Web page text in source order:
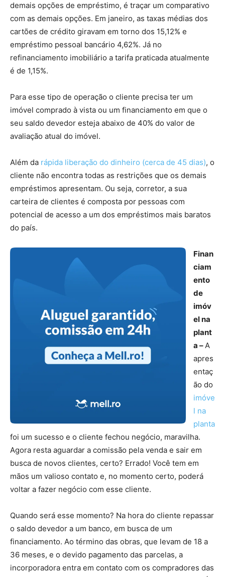
demais opções de empréstimo, é traçar um comparativo
com as demais opções. Em janeiro, as taxas médias dos
cartões de crédito giravam em torno dos 15,12% e
empréstimo pessoal bancário 4,62%. Já no
refinanciamento imobiliário a tarifa praticada atualmente
é de 1,15%.
Para esse tipo de operação o cliente precisa ter um
imóvel comprado à vista ou um financiamento em que o
seu saldo devedor esteja abaixo de 40% do valor de
avaliação atual do imóvel.
Além da rápida liberação do dinheiro (cerca de 45 dias), o
cliente não encontra todas as restrições que os demais
empréstimos apresentam. Ou seja, corretor, a sua
carteira de clientes é composta por pessoas com
potencial de acesso a um dos empréstimos mais baratos
do país.
Finan
ciam
ento
de
imóv
el na
plant
a –A
apres
entaç
ão do
imóve
l na
planta
foi um sucesso e o cliente fechou negócio, maravilha.
Agora resta aguardar a comissão pela venda e sair em
busca de novos clientes, certo? Errado! Você tem em
mãos um valioso contato e, no momento certo, poderá
voltar a fazer negócio com esse cliente.
Quando será esse momento? Na hora do cliente repassar
o saldo devedor a um banco, em busca de um
financiamento. Ao término das obras, que levam de 18 a
36 meses, e o devido pagamento das parcelas, a
incorporadora entra em contato com os compradores das